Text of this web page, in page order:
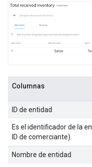
Columnas
ID de entidad
Es el identificador de la
ID de comerciante).
Nombre de entidad